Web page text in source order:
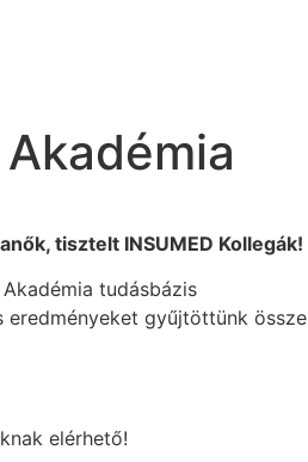
tisztelt INSUMED Kollegák!
tudásbázis
eredményeket gyűjtöttünk össze
elérhető!